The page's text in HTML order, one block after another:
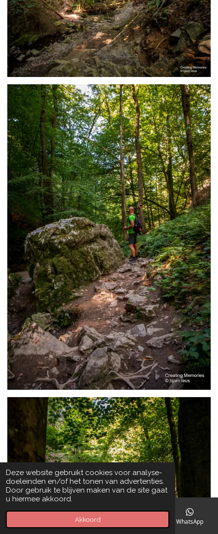
Deze website gebruikt cookies voor analyse-
doeleinden en/of het tonen van advertenties.
Door gebruik te blijven maken van de site gaat
u hiermee akkoord.
Akkoord
Telefoonnummer WhatsApp